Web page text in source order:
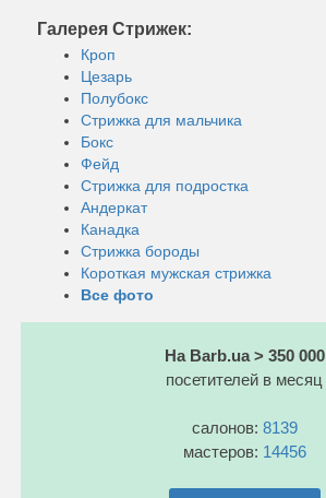
Галерея Стрижек:
Кроп
Цезарь
Полубокс
Стрижка для мальчика
Бокс
Фейд
Стрижка для подростка
Андеркат
Канадка
Стрижка бороды
Короткая мужская стрижка
Все фото
На Barb.ua > 350 000
посетителей в месяц
салонов: 8139
мастеров: 14456